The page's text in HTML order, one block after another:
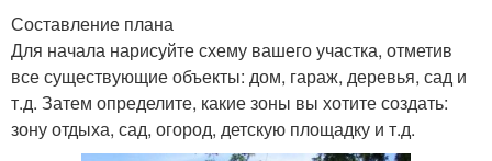
Составление плана
Для начала нарисуйте схему вашего участка, отметив
все существующие объекты: дом, гараж, деревья, сад и
т.д. Затем определите, какие зоны вы хотите создать:
зону отдыха, сад, огород, детскую площадку и т.д.